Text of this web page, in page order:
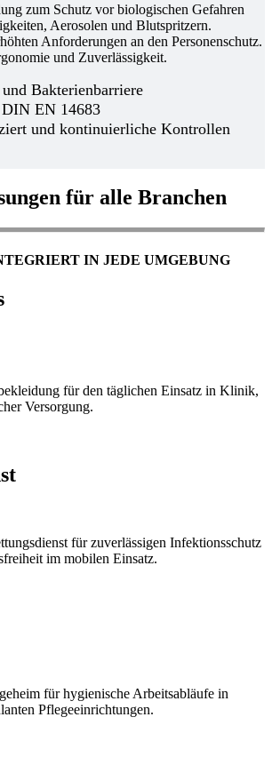
zum Schutz vor biologischen Gefahren
Aerosolen und Blutspritzern.
Anforderungen an den Personenschutz.
und Zuverlässigkeit.
Bakterienbarriere
EN 14683
und kontinuierliche Kontrollen
für alle Branchen
IN JEDE UMGEBUNG
für den täglichen Einsatz in Klinik,
Versorgung.
für zuverlässigen Infektionsschutz
im mobilen Einsatz.
für hygienische Arbeitsabläufe in
Pflegeeinrichtungen.